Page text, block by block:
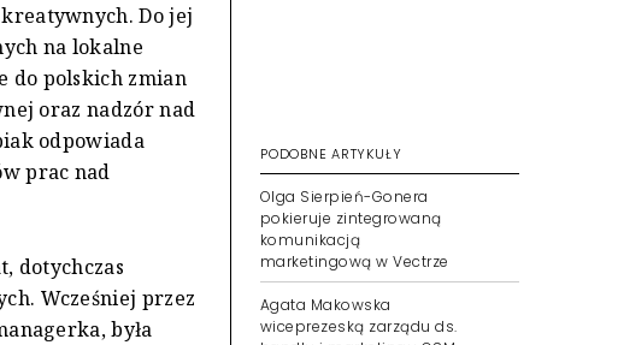
Do jej
na lokalne
do polskich zmian
oraz nadzór nad
odpowiada
prac nad
dotychczas
Wcześniej przez
była
PODOBNE ARTYKUŁY
Olga Sierpień-Gonera
pokieruje zintegrowaną
komunikacją
marketingową w Vectrze
Agata Makowska
wiceprezeską zarządu ds.